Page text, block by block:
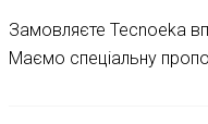
Замовляєте Tecnoeka
Маємо спеціальну